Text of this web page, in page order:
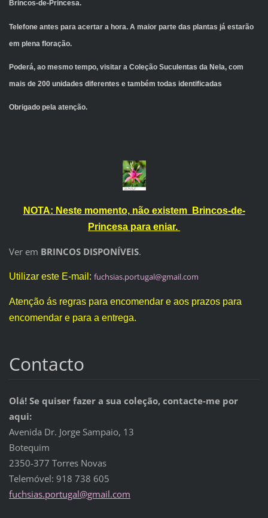
Brincos-de-Princesa.
Telefone antes para acertar a hora. A maior parte das plantas já estarão
em plena floração.
Poderá, ao mesmo tempo, visitar a Coleção Suculentas da Nela, com
mais de 200 unidades diferentes e também todas identificadas
Obrigado pela atenção.
NOTA: Neste momento, não existem Brincos-de-
Princesa para eniar.
Ver em BRINCOS DISPONÍVEIS.
Utilizar este E-mail: fuchsias.portugal@gmail.com
Atenção ás regras para encomendar e aos prazos para
encomendar e para a entrega.
Contacto
Olá! Se quiser fazer a sua coleção, contacte-me por
aqui:
Avenida Dr. Jorge Sampaio, 13
Botequim
2350-377 Torres Novas
Telemóvel: 918 738 605
fuchsias.portugal@gmail.com